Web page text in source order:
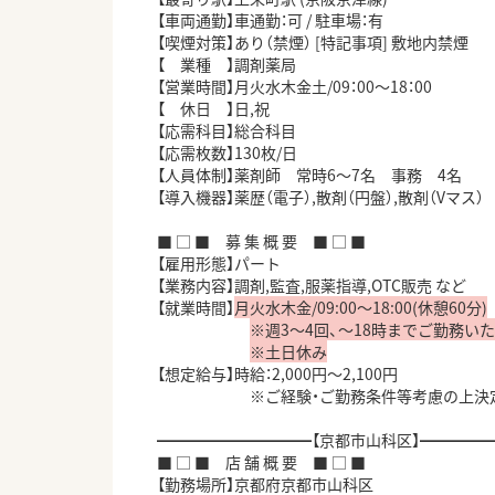
【車両通勤】車通勤：可 / 駐車場：有
【喫煙対策】あり（禁煙） [特記事項] 敷地内禁煙
【 業種 】調剤薬局
【営業時間】月火水木金土/09：00～18：00
【 休日 】日,祝
【応需科目】総合科目
【応需枚数】130枚/日
【人員体制】薬剤師 常時6～7名 事務 4名
【導入機器】薬歴（電子）,散剤（円盤）,散剤（Vマス）
■ □ ■ 募 集 概 要 ■ □ ■
【雇用形態】パート
【業務内容】調剤,監査,服薬指導,OTC販売 など
【就業時間】月火水木金/09:00～18:00(休憩60分)
※週3～4回、～18時までご勤務い
※土日休み
【想定給与】時給：2,000円～2,100円
※ご経験・ご勤務条件等考慮の上決
━━━━━━━━━━【京都市山科区】
■ □ ■ 店 舗 概 要 ■ □ ■
【勤務場所】京都府京都市山科区